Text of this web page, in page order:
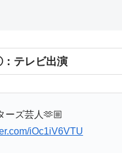
テレビ出演
ーズ芸人🫶🏼
iOc1iV6VTU